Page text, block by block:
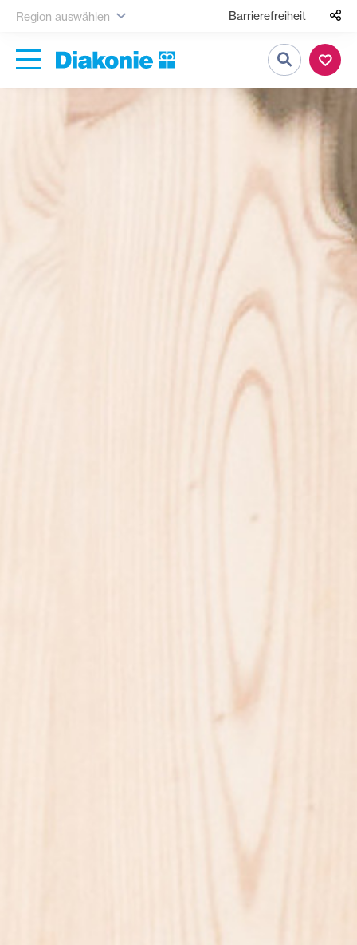
Region auswählen Barrierefreiheit
Suche